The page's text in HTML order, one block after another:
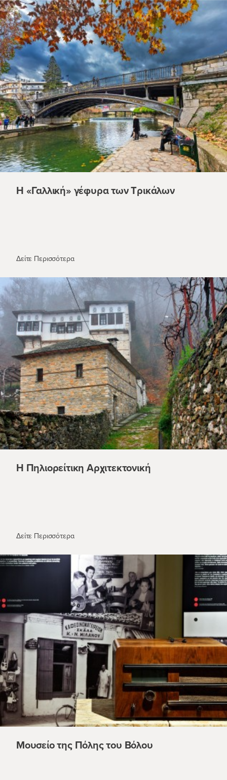
Η «Γαλλική» γέφυρα των Τρικάλων
Δείτε ΠερισσότεραΗ «Γαλλική» γέφυρα των Τρικάλων
Η Πηλιορείτικη Αρχιτεκτονική
Δείτε ΠερισσότεραΗ Πηλιορείτικη Αρχιτεκτονική
Μουσείο της Πόλης του Βόλου